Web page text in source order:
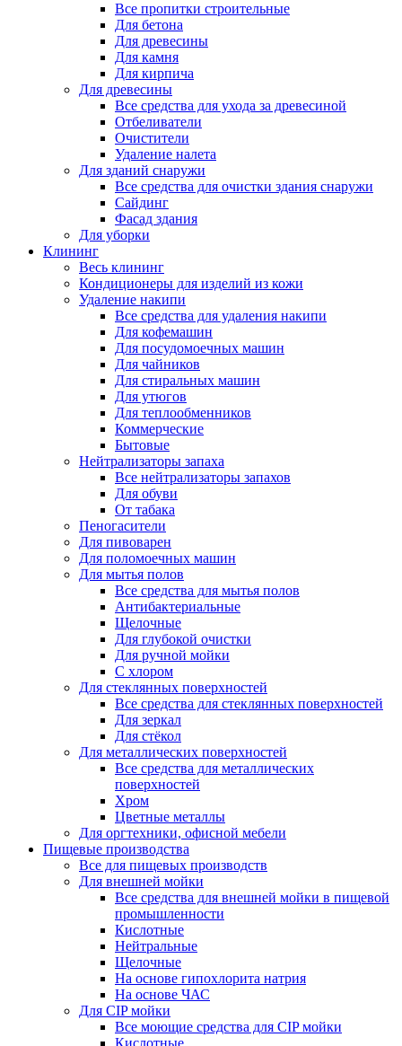
Все пропитки строительные
Для бетона
Для древесины
Для камня
Для кирпича
Для древесины
Все средства для ухода за древесиной
Отбеливатели
Очистители
Удаление налета
Для зданий снаружи
Все средства для очистки здания снаружи
Сайдинг
Фасад здания
Для уборки
Клининг
Весь клининг
Кондиционеры для изделий из кожи
Удаление накипи
Все средства для удаления накипи
Для кофемашин
Для посудомоечных машин
Для чайников
Для стиральных машин
Для утюгов
Для теплообменников
Коммерческие
Бытовые
Нейтрализаторы запаха
Все нейтрализаторы запахов
Для обуви
От табака
Пеногасители
Для пивоварен
Для поломоечных машин
Для мытья полов
Все средства для мытья полов
Антибактериальные
Щелочные
Для глубокой очистки
Для ручной мойки
С хлором
Для стеклянных поверхностей
Все средства для стеклянных поверхностей
Для зеркал
Для стёкол
Для металлических поверхностей
Все средства для металлических
поверхностей
Хром
Цветные металлы
Для оргтехники, офисной мебели
Пищевые производства
Все для пищевых производств
Для внешней мойки
Все средства для внешней мойки в пищевой
промышленности
Кислотные
Нейтральные
Щелочные
На основе гипохлорита натрия
На основе ЧАС
Для CIP мойки
Все моющие средства для CIP мойки
Кислотные